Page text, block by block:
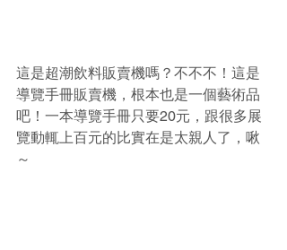
這是超潮飲料販賣機嗎？不不不！這是
導覽手冊販賣機，根本也是一個藝術品
吧！一本導覽手冊只要20元，跟很多展
覽動輒上百元的比實在是太親人了，啾
～